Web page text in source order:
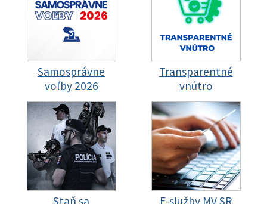
Samosprávne
voľby 2026
Transparentné
vnútro
Staň sa
E-služby MV SR